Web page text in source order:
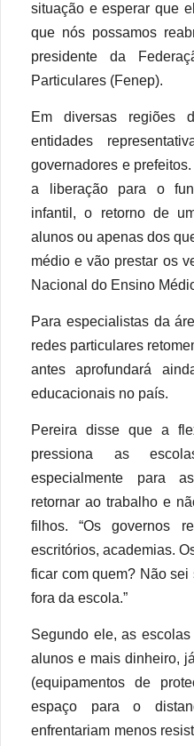
situação e esperar que
que nós possamos
presidente da
Particulares (Fenep).
Em diversas regiões
entidades
governadores e
a liberação para o
infantil, o retorno de
alunos ou apenas dos
médio e vão prestar os
Nacional do Ensino
Para especialistas da
redes particulares
antes aprofundará
educacionais no país.
Pereira disse que a
pressiona as
especialmente para
retornar ao trabalho e
filhos. “Os governos
escritórios, academias.
ficar com quem? Não
fora da escola.”
Segundo ele, as
alunos e mais dinheiro,
(equipamentos de
espaço para o
enfrentariam menos